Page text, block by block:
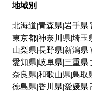
地域別
北海道 青森県 岩手県
東京都神奈川県 埼玉
山梨県 長野県 新潟県
愛知県 岐阜県 三重県
奈良県 和歌山県 鳥取
徳島県 香川県 愛媛県